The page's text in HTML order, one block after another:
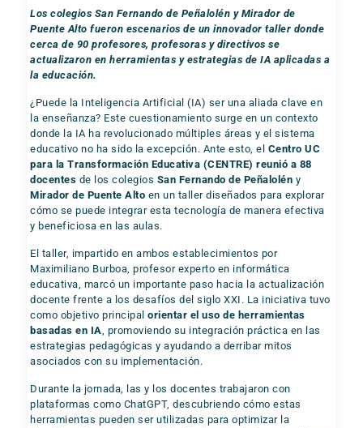
Los colegios San Fernando de Peñalolén y Mirador de
Puente Alto fueron escenarios de un innovador taller donde
cerca de 90 profesores, profesoras y directivos se
actualizaron en herramientas y estrategias de IA aplicadas a
la educación.
¿Puede la Inteligencia Artificial (IA) ser una aliada clave en
la enseñanza? Este cuestionamiento surge en un contexto
donde la IA ha revolucionado múltiples áreas y el sistema
educativo no ha sido la excepción. Ante esto, el Centro UC
para la Transformación Educativa (CENTRE) reunió a 88
docentes de los colegios San Fernando de Peñalolén y
Mirador de Puente Alto en un taller diseñados para explorar
cómo se puede integrar esta tecnología de manera efectiva
y beneficiosa en las aulas.
El taller, impartido en ambos establecimientos por
Maximiliano Burboa, profesor experto en informática
educativa, marcó un importante paso hacia la actualización
docente frente a los desafíos del siglo XXI. La iniciativa tuvo
como objetivo principalorientar el uso de herramientas
basadas en IA, promoviendo su integración práctica en las
estrategias pedagógicas y ayudando a derribar mitos
asociados con su implementación.
Durante la jornada, las y los docentes trabajaron con
plataformas como ChatGPT, descubriendo cómo estas
herramientas pueden ser utilizadas para optimizar la